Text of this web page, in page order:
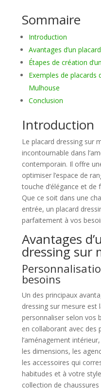
Sommaire
Introduction
Avantages d’un
Étapes de création
Exemples de placards
Mulhouse
Conclusion
Introduction
Le placard dressing sur
incontournable dans
contemporain. Il offre
optimiser l’espace de
touche d’élégance et
Que ce soit dans une
entrée, un placard
parfaitement à vos
Avantages
dressing sur
besoins
Un des principaux
dressing sur mesure est
personnaliser selon vos
en collaborant avec des
l’aménagement
les dimensions, les
les accessoires qui
habitudes et à votre
collection de